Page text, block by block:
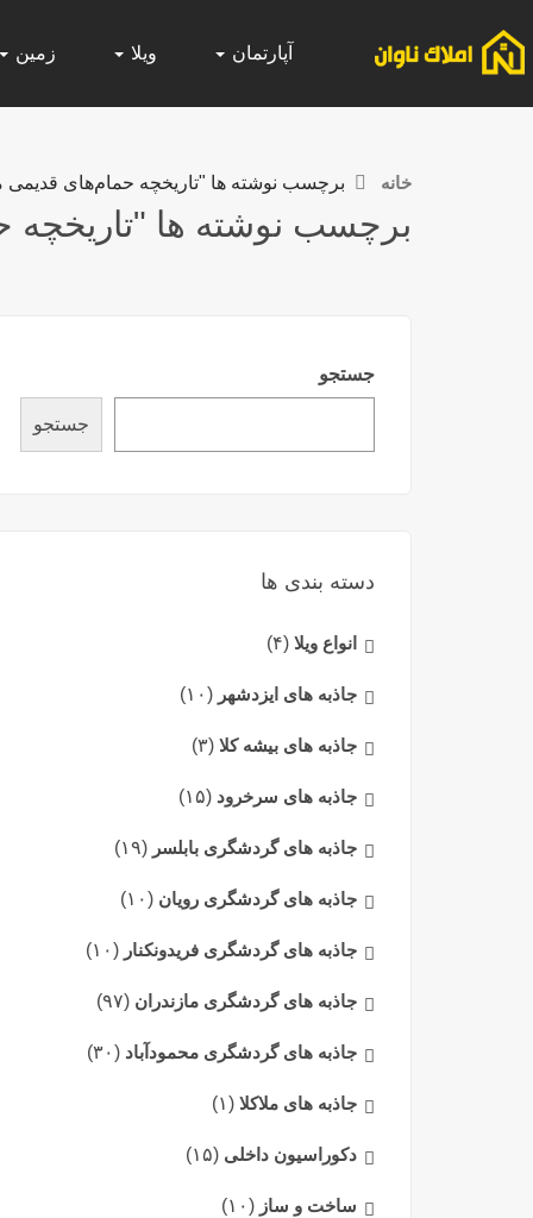
آپارتمان ویلا زمین
خانه برچسب نوشته ها "تاریخچه حمام‌های قدیمی
برچسب نوشته ها "تاریخچه
جستجو
جستجو
دسته بندی ها
انواع ویلا (۴)
جاذبه های ایزدشهر (۱۰)
جاذبه های بیشه کلا (۳)
جاذبه های سرخرود (۱۵)
جاذبه های گردشگری بابلسر (۱۹)
جاذبه های گردشگری رویان (۱۰)
جاذبه های گردشگری فریدونکنار (۱۰)
جاذبه های گردشگری مازندران (۹۷)
جاذبه های گردشگری محمودآباد (۳۰)
جاذبه های ملاکلا (۱)
دکوراسیون داخلی (۱۵)
ساخت و ساز (۱۰)